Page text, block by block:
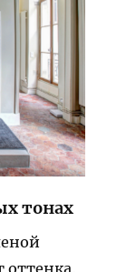
тонах
оттенка,